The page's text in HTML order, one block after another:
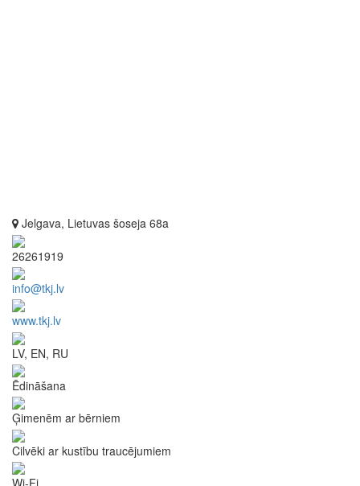
Jelgava, Lietuvas šoseja 68a
26261919
info@tkj.lv
www.tkj.lv
LV, EN, RU
Ēdināšana
Ģimenēm ar bērniem
Cilvēki ar kustību traucējumiem
Wi-Fi